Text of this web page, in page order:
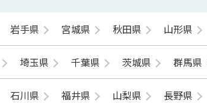
岩手県 宮城県 秋田県 山形県
埼玉県 千葉県 茨城県 群馬県
石川県 福井県 山梨県 長野県